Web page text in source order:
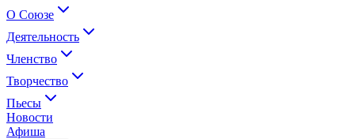
О Союзе
Деятельность
Членство
Творчество
Пьесы
Новости
Афиша